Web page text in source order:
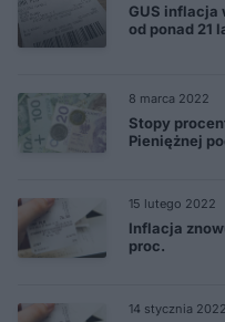
GUS inflacja
od ponad 21
8 marca 2022
Stopy
Pieniężnej
15 lutego 2022
Inflacja
proc.
14 stycznia 2022